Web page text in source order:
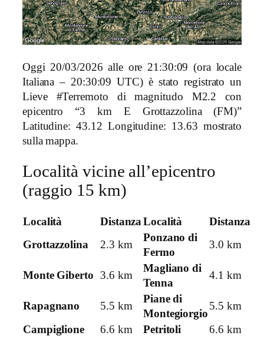
Oggi 20/03/2026 alle ore 21:30:09 (ora locale
Italiana – 20:30:09 UTC) è stato registrato un
Lieve #Terremoto di magnitudo M2.2 con
epicentro “3 km E Grottazzolina (FM)”
Latitudine: 43.12 Longitudine: 13.63 mostrato
sulla mappa.
Località vicine all’epicentro
(raggio 15 km)
Località DistanzaLocalità
Distanza
Grottazzolina
2.3 km
Ponzano di
Fermo
3.0 km
Monte Giberto 3.6 km
Magliano di
Tenna
4.1 km
Rapagnano 5.5 km
Piane di
Montegiorgio
5.5 km
Campiglione
6.6 km Petritoli
6.6 km